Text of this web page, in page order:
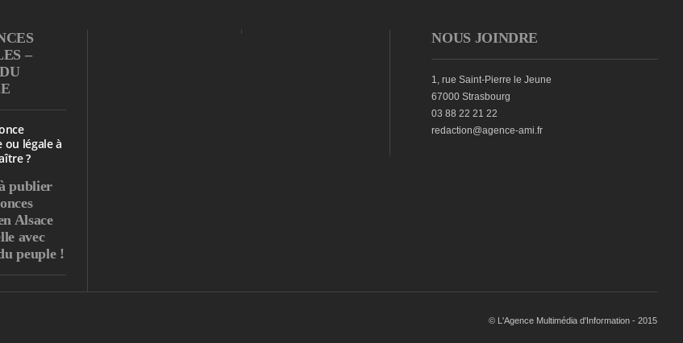
–
ou légale à
?
publier
Alsace
avec
peuple !
NOUS JOINDRE
1, rue Saint-Pierre le Jeune
67000 Strasbourg
03 88 22 21 22
redaction@agence-ami.fr
© L'Agence Multimédia d'Information - 2015